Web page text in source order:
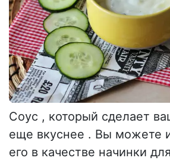
Соус , который сделает
еще вкуснее . Вы можете
его в качестве начинки